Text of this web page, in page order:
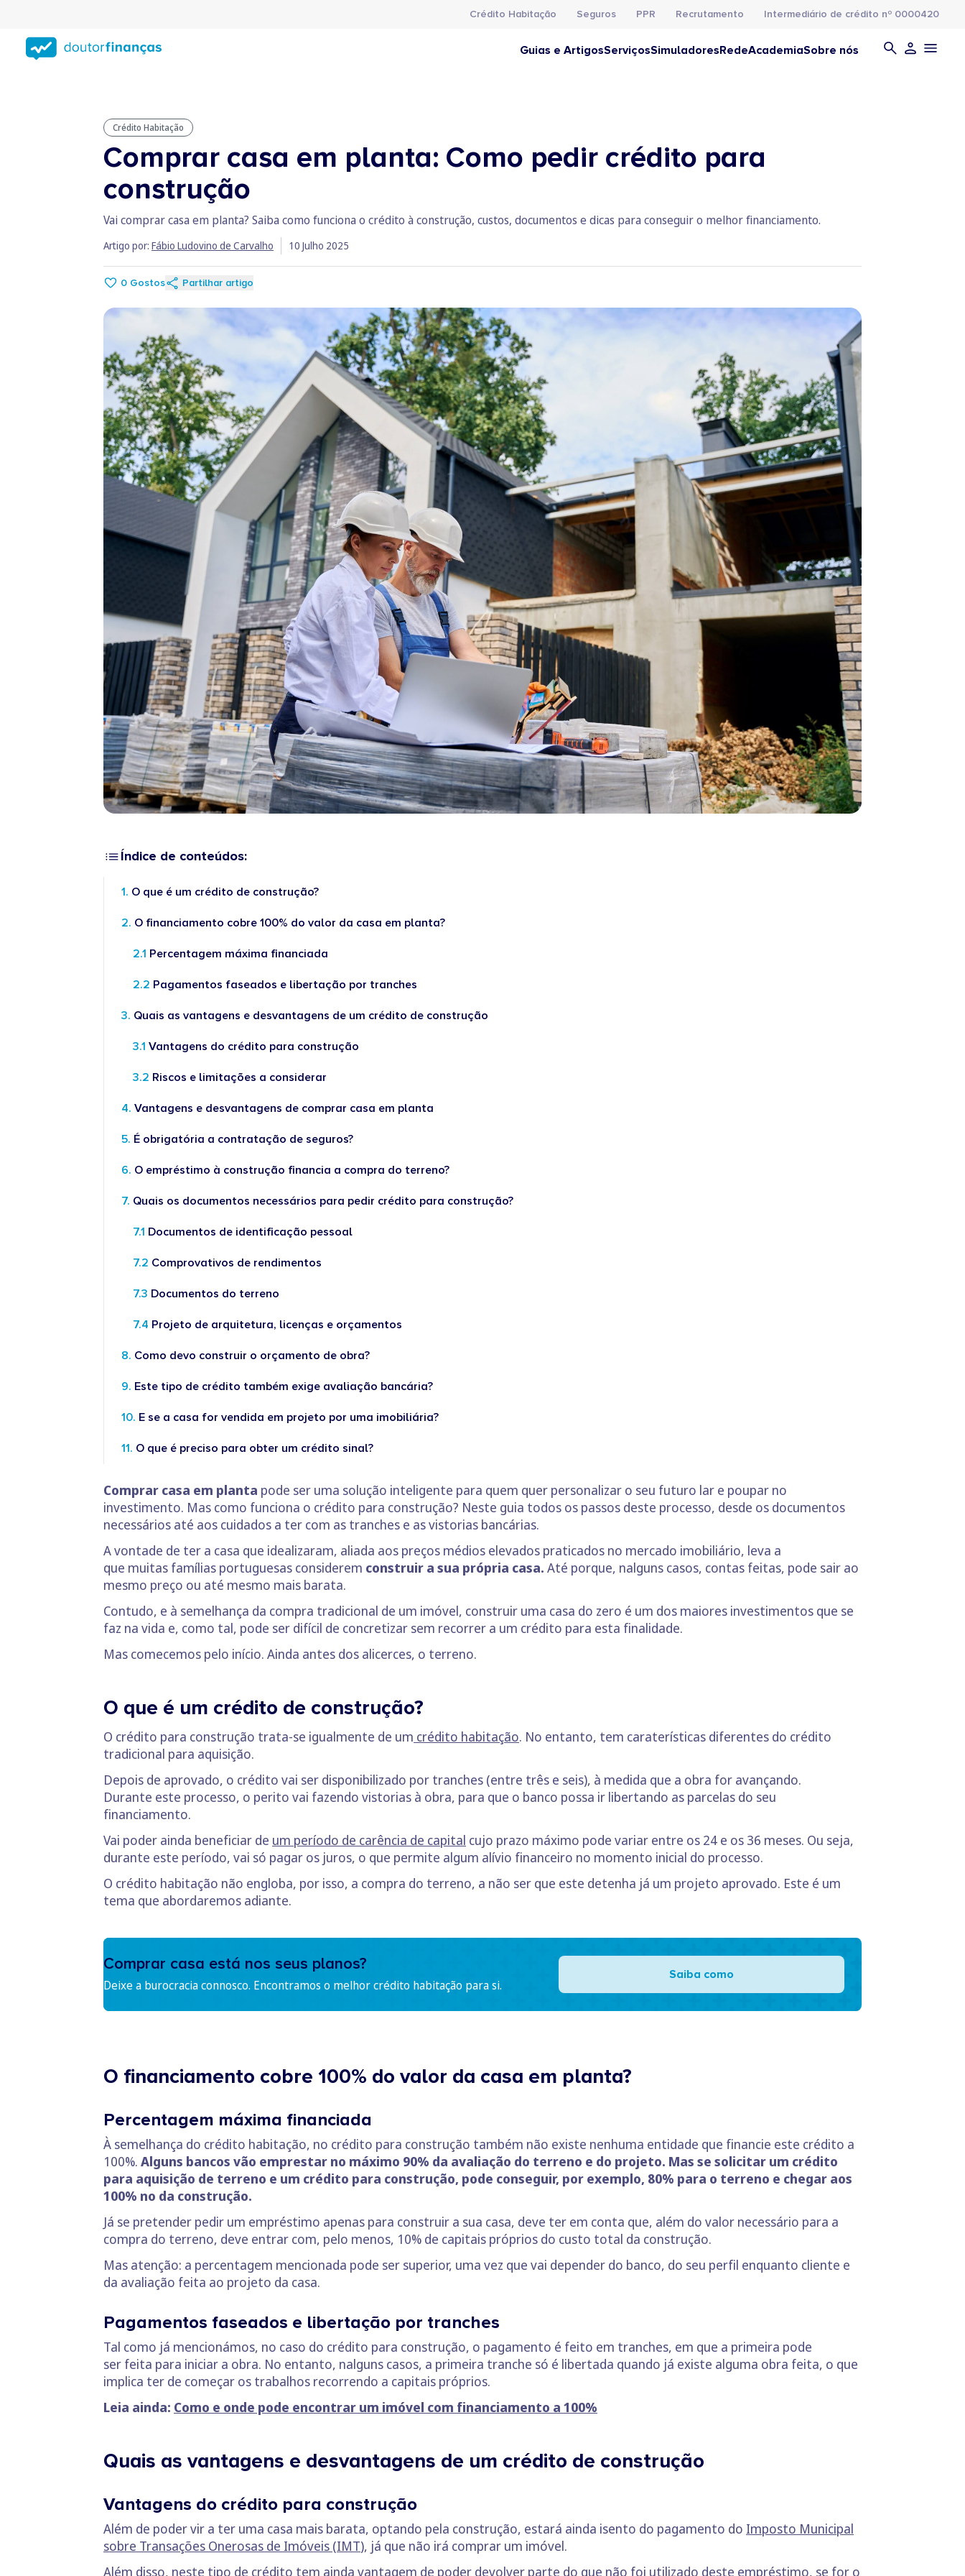
conteúdo
principal
Crédito Habitação Seguros PPR Recrutamento Intermediário de crédito nº 0000420
Guias e ArtigosServiçosSimuladoresRedeAcademiaSobre nós
Crédito Habitação
Comprar casa em planta: Como pedir crédito para
construção
Vai comprar casa em planta? Saiba como funciona o crédito à construção, custos, documentos e dicas para conseguir o melhor financiamento.
Artigo por: Fábio Ludovino de Carvalho 10 Julho 2025
0 Gostos Partilhar artigo
Índice de conteúdos:
O que é um crédito de construção?
O financiamento cobre 100% do valor da casa em planta?
Percentagem máxima financiada
Pagamentos faseados e libertação por tranches
Quais as vantagens e desvantagens de um crédito de construção
Vantagens do crédito para construção
Riscos e limitações a considerar
Vantagens e desvantagens de comprar casa em planta
É obrigatória a contratação de seguros?
O empréstimo à construção financia a compra do terreno?
Quais os documentos necessários para pedir crédito para construção?
Documentos de identificação pessoal
Comprovativos de rendimentos
Documentos do terreno
Projeto de arquitetura, licenças e orçamentos
Como devo construir o orçamento de obra?
Este tipo de crédito também exige avaliação bancária?
E se a casa for vendida em projeto por uma imobiliária?
O que é preciso para obter um crédito sinal?
Comprar casa em planta pode ser uma solução inteligente para quem quer personalizar o seu futuro lar e poupar no
investimento. Mas como funciona o crédito para construção? Neste guia todos os passos deste processo, desde os documentos
necessários até aos cuidados a ter com as tranches e as vistorias bancárias.
A vontade de ter a casa que idealizaram, aliada aos preços médios elevados praticados no mercado imobiliário, leva a
que muitas famílias portuguesas considerem construir a sua própria casa. Até porque, nalguns casos, contas feitas, pode sair ao
mesmo preço ou até mesmo mais barata.
Contudo, e à semelhança da compra tradicional de um imóvel, construir uma casa do zero é um dos maiores investimentos que se
faz na vida e, como tal, pode ser difícil de concretizar sem recorrer a um crédito para esta finalidade.
Mas comecemos pelo início. Ainda antes dos alicerces, o terreno.
O que é um crédito de construção?
O crédito para construção trata-se igualmente de um crédito habitação. No entanto, tem caraterísticas diferentes do crédito
tradicional para aquisição.
Depois de aprovado, o crédito vai ser disponibilizado por tranches (entre três e seis), à medida que a obra for avançando.
Durante este processo, o perito vai fazendo vistorias à obra, para que o banco possa ir libertando as parcelas do seu
financiamento.
Vai poder ainda beneficiar de um período de carência de capital cujo prazo máximo pode variar entre os 24 e os 36 meses. Ou seja,
durante este período, vai só pagar os juros, o que permite algum alívio financeiro no momento inicial do processo.
O crédito habitação não engloba, por isso, a compra do terreno, a não ser que este detenha já um projeto aprovado. Este é um
tema que abordaremos adiante.
Comprar casa está nos seus planos?
Deixe a burocracia connosco. Encontramos o melhor crédito habitação para si.
Saiba como
O financiamento cobre 100% do valor da casa em planta?
Percentagem máxima financiada
À semelhança do crédito habitação, no crédito para construção também não existe nenhuma entidade que financie este crédito a
100%. Alguns bancos vão emprestar no máximo 90% da avaliação do terreno e do projeto. Mas se solicitar um crédito
para aquisição de terreno e um crédito para construção, pode conseguir, por exemplo, 80% para o terreno e chegar aos
100% no da construção.
Já se pretender pedir um empréstimo apenas para construir a sua casa, deve ter em conta que, além do valor necessário para a
compra do terreno, deve entrar com, pelo menos, 10% de capitais próprios do custo total da construção.
Mas atenção: a percentagem mencionada pode ser superior, uma vez que vai depender do banco, do seu perfil enquanto cliente e
da avaliação feita ao projeto da casa.
Pagamentos faseados e libertação por tranches
Tal como já mencionámos, no caso do crédito para construção, o pagamento é feito em tranches, em que a primeira pode
ser feita para iniciar a obra. No entanto, nalguns casos, a primeira tranche só é libertada quando já existe alguma obra feita, o que
implica ter de começar os trabalhos recorrendo a capitais próprios.
Leia ainda: Como e onde pode encontrar um imóvel com financiamento a 100%
Quais as vantagens e desvantagens de um crédito de construção
Vantagens do crédito para construção
Além de poder vir a ter uma casa mais barata, optando pela construção, estará ainda isento do pagamento do Imposto Municipal
sobre Transações Onerosas de Imóveis (IMT), já que não irá comprar um imóvel.
Além disso, neste tipo de crédito tem ainda vantagem de poder devolver parte do que não foi utilizado deste empréstimo, se for o